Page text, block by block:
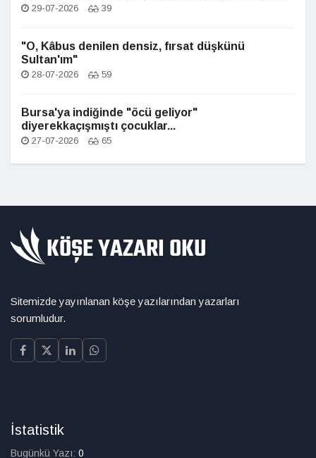
29-07-2026 39
"O, Kâbus denilen densiz, fırsat düşkünü
Sultan'ım"
28-07-2026 59
Bursa'ya indiğinde "öcü geliyor"
diyerekkaçışmıştı çocuklar...
27-07-2026 65
Sitemizde yayınlanan köşe yazılarından yazarları
sorumludur.
İstatistik
Bugünkü Yazı: 0